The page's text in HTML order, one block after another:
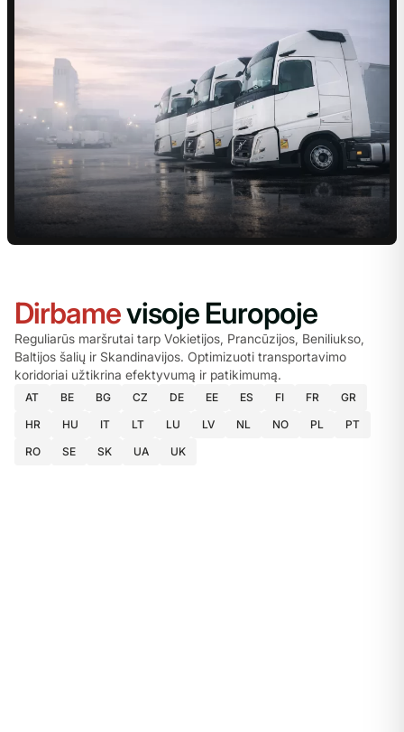
Dirbamevisoje Europoje
Reguliarūs maršrutai tarp Vokietijos, Prancūzijos, Beniliukso,
Baltijos šalių ir Skandinavijos. Optimizuoti transportavimo
koridoriai užtikrina efektyvumą ir patikimumą.
AT BE BG CZ DE EE ES FI FR
GR
HR
HU IT LT LU LV NL NO PL
PT
RO
SE SK UA UK